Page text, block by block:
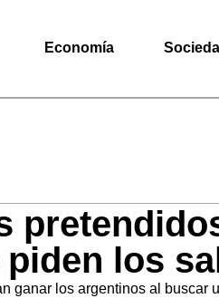
Economía
los
ganar los argentinos al